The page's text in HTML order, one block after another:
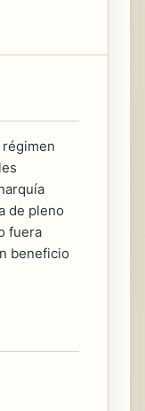
de pleno
fuera
beneficio